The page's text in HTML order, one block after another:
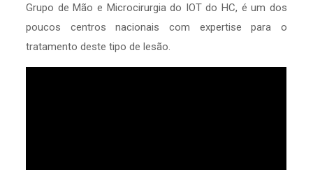
Grupo de Mão e Microcirurgia do IOT do HC, é um dos
poucos centros nacionais com expertise para o
tratamento deste tipo de lesão.